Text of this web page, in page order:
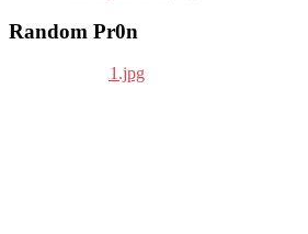
Random Pr0n